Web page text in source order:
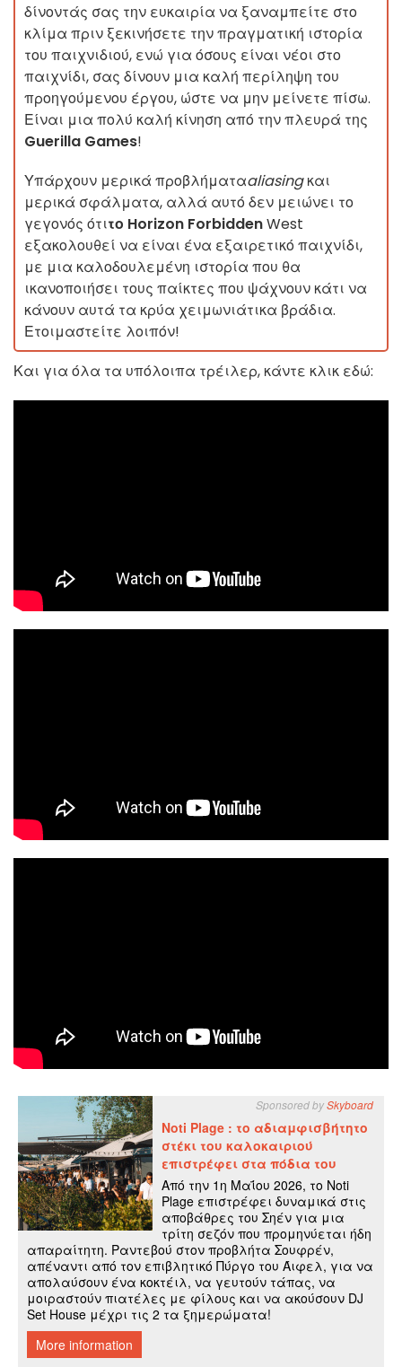
δίνοντάς σας την ευκαιρία να ξαναμπείτε στο
κλίμα πριν ξεκινήσετε την πραγματική ιστορία
του παιχνιδιού, ενώ για όσους είναι νέοι στο
παιχνίδι, σας δίνουν μια καλή περίληψη του
προηγούμενου έργου, ώστε να μην μείνετε πίσω.
Είναι μια πολύ καλή κίνηση από την πλευρά της
Guerilla Games!
Υπάρχουν μερικά προβλήματαaliasingκαι
μερικά σφάλματα, αλλά αυτό δεν μειώνει το
γεγονός ότιτο Horizon ForbiddenWest
εξακολουθεί να είναι ένα εξαιρετικό παιχνίδι,
με μια καλοδουλεμένη ιστορία που θα
ικανοποιήσει τους παίκτες που ψάχνουν κάτι να
κάνουν αυτά τα κρύα χειμωνιάτικα βράδια.
Ετοιμαστείτε λοιπόν!
Και για όλα τα υπόλοιπα τρέιλερ, κάντε κλικ εδώ: